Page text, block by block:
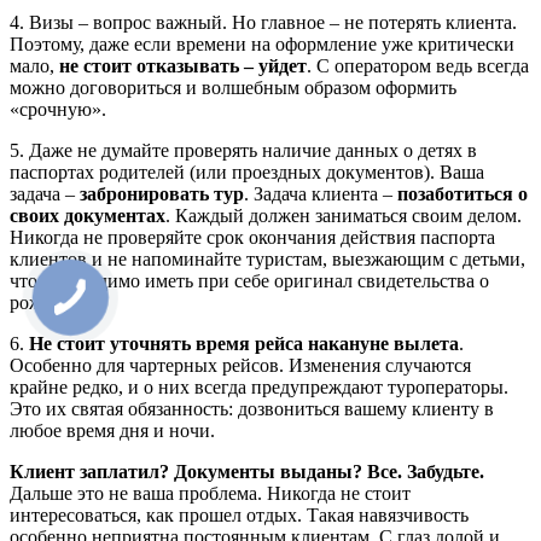
4. Визы – вопрос важный. Но главное – не потерять клиента.
Поэтому, даже если времени на оформление уже критически
мало, не стоит отказывать – уйдет. С оператором ведь всегда
можно договориться и волшебным образом оформить
«срочную».
5. Даже не думайте проверять наличие данных о детях в
паспортах родителей (или проездных документов). Ваша
задача – забронировать тур. Задача клиента – позаботиться о
своих документах. Каждый должен заниматься своим делом.
Никогда не проверяйте срок окончания действия паспорта
клиентов и не напоминайте туристам, выезжающим с детьми,
что необходимо иметь при себе оригинал свидетельства о
рождении.
6. Не стоит уточнять время рейса накануне вылета.
Особенно для чартерных рейсов. Изменения случаются
крайне редко, и о них всегда предупреждают туроператоры.
Это их святая обязанность: дозвониться вашему клиенту в
любое время дня и ночи.
Клиент заплатил? Документы выданы? Все. Забудьте.
Дальше это не ваша проблема. Никогда не стоит
интересоваться, как прошел отдых. Такая навязчивость